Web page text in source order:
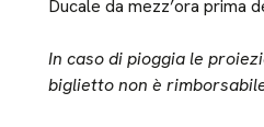
Ducale da mezz’ora prima
In caso di pioggia le
biglietto non è